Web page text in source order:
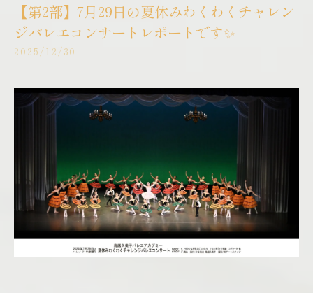
【第2部】7月29日の夏休みわくわくチャレン
ジバレエコンサートレポートです✨
2025/12/30